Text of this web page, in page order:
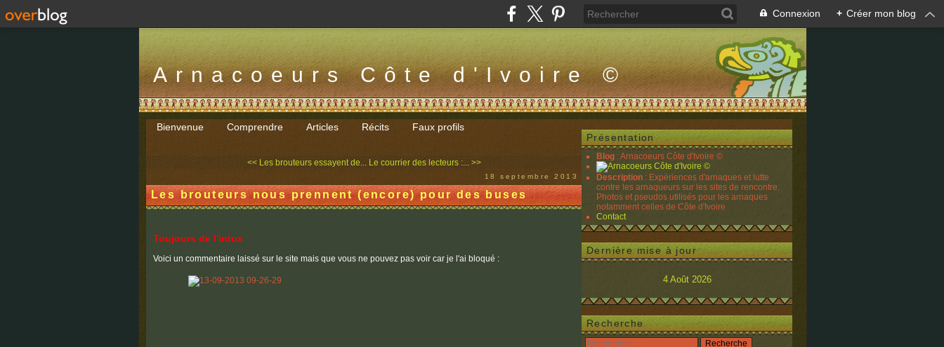
Connexion + Créer mon blog
Arnacoeurs Côte d'Ivoire ©
Bienvenue Comprendre Articles Récits Faux profils
<< Les brouteurs essayent de... Le courrier des lecteurs :... >>
18 septembre 2013
Les brouteurs nous prennent (encore) pour des buses
Toujours de l'intox
Voici un commentaire laissé sur le site mais que vous ne pouvez pas voir car je l'ai bloqué :
Présentation
Blog : Arnacoeurs Côte d'Ivoire ©
Description : Expériences d'arnaques et lutte
contre les arnaqueurs sur les sites de rencontre.
Photos et pseudos utilisés pour les arnaques
notamment celles de Côte d'Ivoire
Contact
Dernière mise à jour
4 Août 2026
Recherche